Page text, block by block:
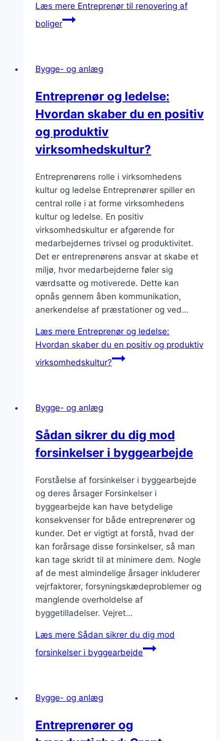
Læs mere Entreprenør til renovering af
boliger
Bygge- og anlæg
Entreprenør og ledelse:
Hvordan skaber du en positiv
og produktiv
virksomhedskultur?
Entreprenørens rolle i virksomhedens
kultur og ledelse Entreprenører spiller en
central rolle i at forme virksomhedens
kultur og ledelse. En positiv
virksomhedskultur er afgørende for
medarbejdernes trivsel og produktivitet.
Det er entreprenørens ansvar at skabe et
miljø, hvor medarbejderne føler sig
værdsatte og motiverede. Dette kan
opnås gennem åben kommunikation,
anerkendelse af præstationer og ved…
Læs mere Entreprenør og ledelse:
Hvordan skaber du en positiv og produktiv
virksomhedskultur?
Bygge- og anlæg
Sådan sikrer du dig mod
forsinkelser i byggearbejde
Forståelse af forsinkelser i byggearbejde
og deres årsager Forsinkelser i
byggearbejde kan have betydelige
konsekvenser for både entreprenører og
kunder. Det er vigtigt at forstå, hvad der
kan forårsage disse forsinkelser, så man
kan tage skridt til at minimere dem. Nogle
af de mest almindelige årsager inkluderer
vejrfaktorer, forsyningskædeproblemer og
manglende overholdelse af
byggetilladelser. Vejret…
Læs mere Sådan sikrer du dig mod
forsinkelser i byggearbejde
Bygge- og anlæg
Entreprenører og